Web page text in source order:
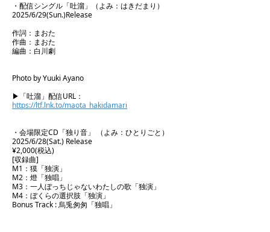
・配信シングル「吐溜」（よみ：はきだまり）
2025/6/29(Sun.)Release
作詞：まおた
作曲：まおた
編曲：白川劇
Photo by Yuuki Ayano
▶︎「吐溜」配信URL：
https://ltf.lnk.to/maota_hakidamari
・会場限定CD「独り音」 （よみ：ひとりごと）
2025/6/28(Sat.) Release
¥2,000(税込)
[収録曲]
M1：獏「独演」
M2：燈「独唱」
M3：一人ぼっちじゃないわたしの歌「独演」
M4：ぼくらの選択肢「独演」
Bonus Track : 烏兎匆匆「独唱」